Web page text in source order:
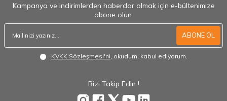
Kampanya ve indirimlerden haberdar olmak için e-bültenimize
abone olun.
ABONE OL
KVKK Sözleşmesi'ni , okudum, kabul ediyorum.
Bizi Takip Edin !